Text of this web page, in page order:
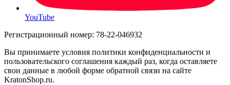
YouTube
Регистрационный номер: 78-22-046932
Вы принимаете условия политики конфиденциальности и
пользовательского соглашения каждый раз, когда оставляете
свои данные в любой форме обратной связи на сайте
KratonShop.ru.